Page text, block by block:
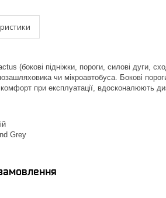
(бокові підніжки, пороги, силові дуги,
чи мікроавтобуса. Бокові
при експлуатації, вдосконалюють
Grey